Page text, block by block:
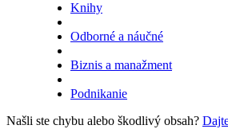
Knihy
Odborné a náučné
Biznis a manažment
Podnikanie
Našli ste chybu alebo škodlivý obsah?